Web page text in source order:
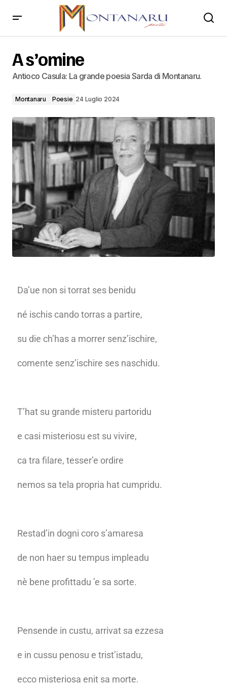
A s’omine
Antioco Casula: La grande poesia Sarda di Montanaru.
Montanaru Poesie 24 Luglio 2024
Da’ue non si torrat ses benidu
né ischis cando torras a partire,
su die ch’has a morrer senz’ischire,
comente senz’ischire ses naschidu.
T’hat su grande misteru partoridu
e casi misteriosu est su vivire,
ca tra filare, tesser’e ordire
nemos sa tela propria hat cumpridu.
Restad’in dogni coro s’amaresa
de non haer su tempus impleadu
nè bene profittadu ’e sa sorte.
Pensende in custu, arrivat sa ezzesa
e in cussu penosu e trist’istadu,
ecco misteriosa enit sa morte.